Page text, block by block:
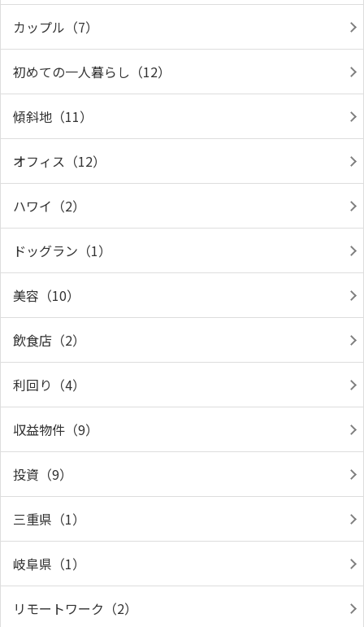
カップル（7）
初めての一人暮らし（12）
傾斜地（11）
オフィス（12）
ハワイ（2）
ドッグラン（1）
美容（10）
飲食店（2）
利回り（4）
収益物件（9）
投資（9）
三重県（1）
岐阜県（1）
リモートワーク（2）